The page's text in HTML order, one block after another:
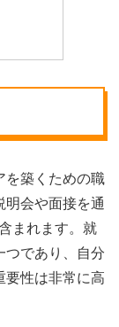
を築くための職
明会や面接を通
まれます。就
つであり、自分
要性は非常に高